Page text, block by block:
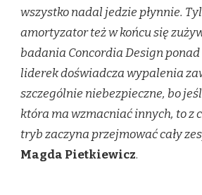
wszystko nadal jedzie płynnie.
amortyzator też w końcu się
badania Concordia Design
liderek doświadcza wypalenia
szczególnie niebezpieczne, bo
która ma wzmacniać innych, to z
tryb zaczyna przejmować cały
Magda Pietkiewicz.